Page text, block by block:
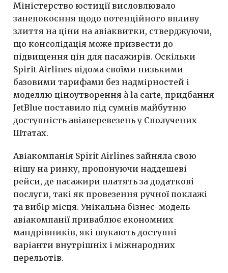
Міністерство юстиції висловлювало
занепокоєння щодо потенційного впливу
злиття на ціни на авіаквитки, стверджуючи,
що консолідація може призвести до
підвищення цін для пасажирів. Оскільки
Spirit Airlines відома своїми низькими
базовими тарифами без надмірностей і
моделлю ціноутворення à la carte, придбання
JetBlue поставило під сумнів майбутню
доступність авіаперевезень у Сполучених
Штатах.
Авіакомпанія Spirit Airlines зайняла свою
нішу на ринку, пропонуючи наддешеві
рейси, де пасажири платять за додаткові
послуги, такі як провезення ручної поклажі
та вибір місця. Унікальна бізнес-модель
авіакомпанії приваблює економних
мандрівників, які шукають доступні
варіанти внутрішніх і міжнародних
перельотів.